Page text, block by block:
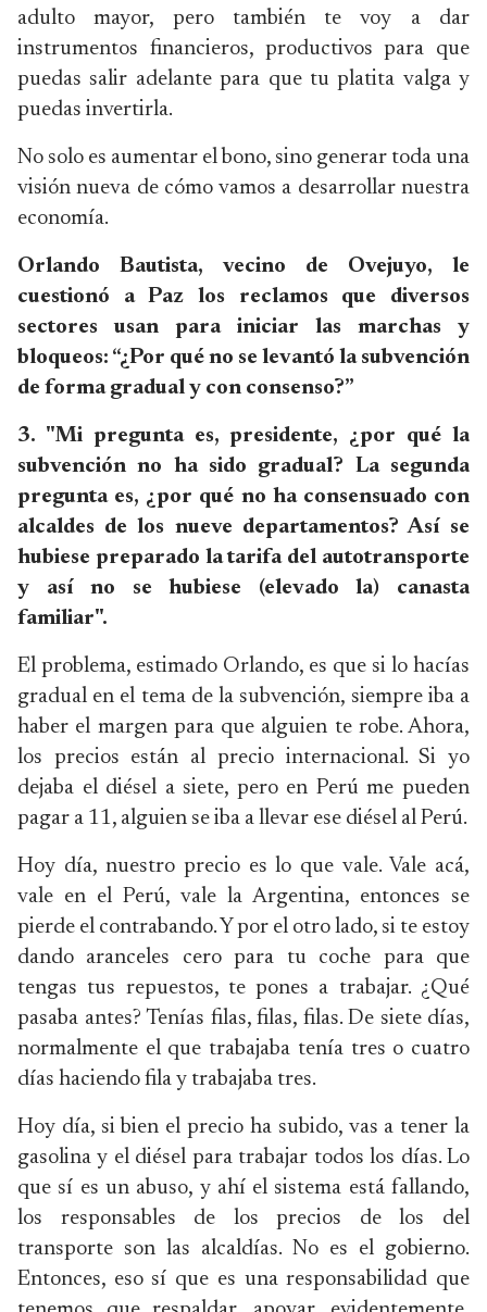
adulto mayor, pero también te voy a dar
instrumentos financieros, productivos para que
puedas salir adelante para que tu platita valga y
puedas invertirla.
No solo es aumentar el bono, sino generar toda una
visión nueva de cómo vamos a desarrollar nuestra
economía.
Orlando Bautista, vecino de Ovejuyo, le
cuestionó a Paz los reclamos que diversos
sectores usan para iniciar las marchas y
bloqueos: “¿Por qué no se levantó la subvención
de forma gradual y con consenso?”
3. "Mi pregunta es, presidente, ¿por qué la
subvención no ha sido gradual? La segunda
pregunta es, ¿por qué no ha consensuado con
alcaldes de los nueve departamentos? Así se
hubiese preparado la tarifa del autotransporte
y así no se hubiese (elevado la) canasta
familiar".
El problema, estimado Orlando, es que si lo hacías
gradual en el tema de la subvención, siempre iba a
haber el margen para que alguien te robe. Ahora,
los precios están al precio internacional. Si yo
dejaba el diésel a siete, pero en Perú me pueden
pagar a 11, alguien se iba a llevar ese diésel al Perú.
Hoy día, nuestro precio es lo que vale. Vale acá,
vale en el Perú, vale la Argentina, entonces se
pierde el contrabando. Y por el otro lado, si te estoy
dando aranceles cero para tu coche para que
tengas tus repuestos, te pones a trabajar. ¿Qué
pasaba antes? Tenías filas, filas, filas. De siete días,
normalmente el que trabajaba tenía tres o cuatro
días haciendo fila y trabajaba tres.
Hoy día, si bien el precio ha subido, vas a tener la
gasolina y el diésel para trabajar todos los días. Lo
que sí es un abuso, y ahí el sistema está fallando,
los responsables de los precios de los del
transporte son las alcaldías. No es el gobierno.
Entonces, eso sí que es una responsabilidad que